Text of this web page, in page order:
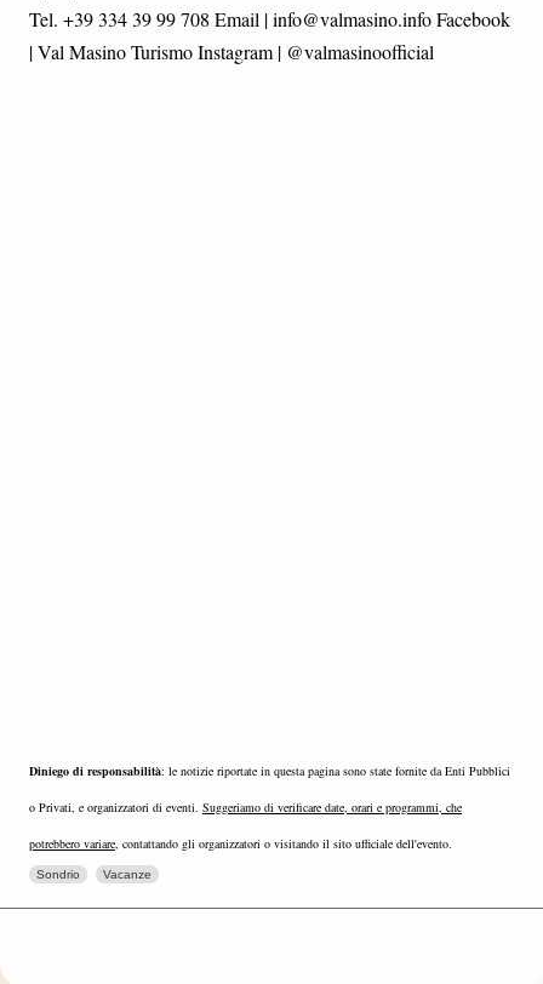
Tel. +39 334 39 99 708 Email | info@valmasino.info Facebook
| Val Masino Turismo Instagram | @valmasinoofficial
Diniego di responsabilità: le notizie riportate in questa pagina sono state fornite da Enti Pubblici
o Privati, e organizzatori di eventi. Suggeriamo di verificare date, orari e programmi, che
potrebbero variare, contattando gli organizzatori o visitando il sito ufficiale dell'evento.
Sondrio Vacanze